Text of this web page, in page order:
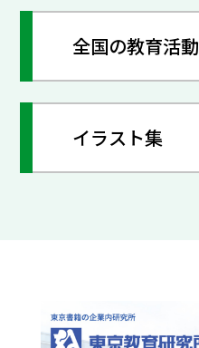
全国の教育活動
イラスト集